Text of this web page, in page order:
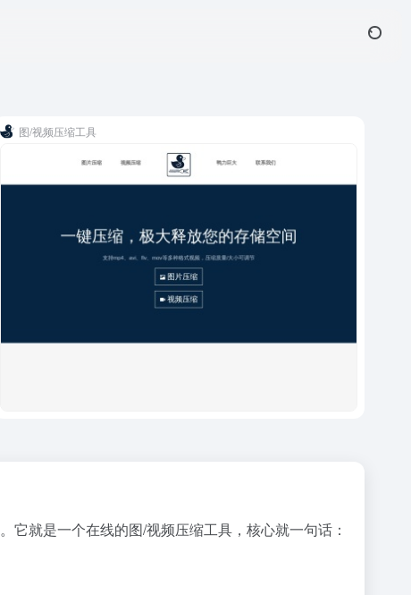
图/视频压缩工具
它就是一个在线的图/视频压缩工具，核心就一句话：